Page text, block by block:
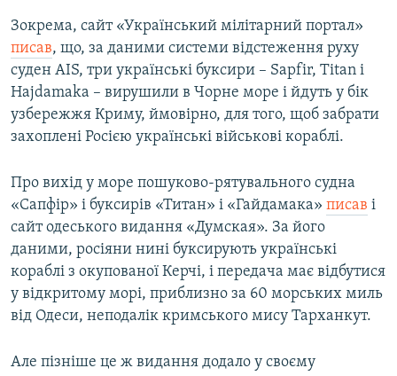
Зокрема, сайт «Український мілітарний портал»
писав, що, за даними системи відстеження руху
суден AIS, три українські буксири – Sapfir, Titan і
Hajdamaka – вирушили в Чорне море і йдуть у бік
узбережжя Криму, ймовірно, для того, щоб забрати
захоплені Росією українські військові кораблі.
Про вихід у море пошуково-рятувального судна
«Сапфір» і буксирів «Титан» і «Гайдамака» писав і
сайт одеського видання «Думская». За його
даними, росіяни нині буксирують українські
кораблі з окупованої Керчі, і передача має відбутися
у відкритому морі, приблизно за 60 морських миль
від Одеси, неподалік кримського мису Тарханкут.
Але пізніше це ж видання додало у своєму